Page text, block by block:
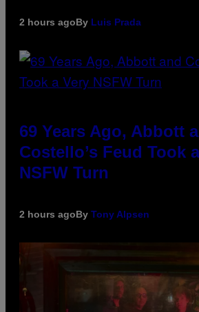
2 hours agoBy Luis Prada
69 Years Ago, Abbott
Costello’s Feud Took
NSFW Turn
2 hours agoBy Tony Alpsen